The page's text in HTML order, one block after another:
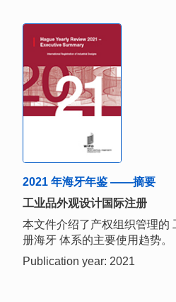
2021 年海牙年鉴 ——摘要
工业品外观设计国际注册
本文件介绍了产权组织管理的
册海牙 体系的主要使用趋势。
Publication year: 2021